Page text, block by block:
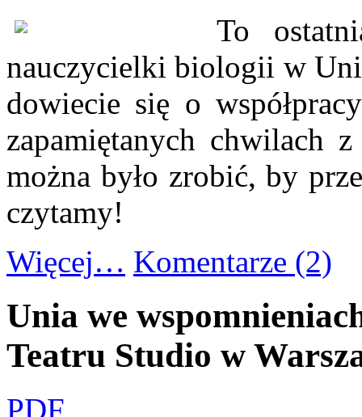
To
nauczycielki biologii w
dowiecie się o
zapamiętanych chwilach
można było zrobić, by
czytamy!
Więcej… Komentarze (2)
Unia we
Teatru Studio w
PDF